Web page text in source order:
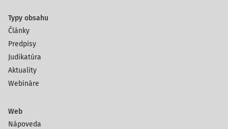
Typy obsahu
Články
Predpisy
Judikatúra
Aktuality
Webináre
Web
Nápoveda